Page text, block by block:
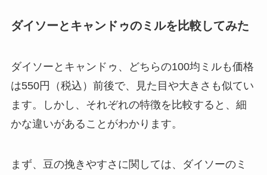
ダイソーとキャンドゥのミルを比較してみた
ダイソーとキャンドゥ、どちらの100均ミルも価格
は550円（税込）前後で、見た目や大きさも似てい
ます。しかし、それぞれの特徴を比較すると、細
かな違いがあることがわかります。
まず、豆の挽きやすさに関しては、ダイソーのミ